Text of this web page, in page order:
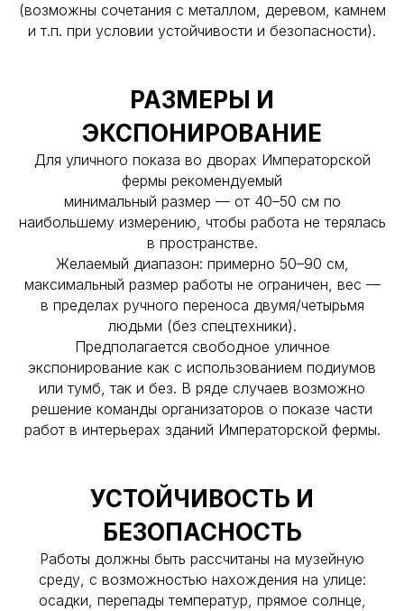
(возможны сочетания с металлом, деревом, камнем
и т.п. при условии устойчивости и безопасности).
РАЗМЕРЫ И
ЭКСПОНИРОВАНИЕ
Для уличного показа во дворах Императорской
фермы рекомендуемый
минимальный размер — от 40–50 см по
наибольшему измерению, чтобы работа не терялась
в пространстве.
Желаемый диапазон: примерно 50–90 см,
максимальный размер работы не ограничен, вес —
в пределах ручного переноса двумя/четырьмя
людьми (без спецтехники).
Предполагается свободное уличное
экспонирование как с использованием подиумов
или тумб, так и без. В ряде случаев возможно
решение команды организаторов о показе части
работ в интерьерах зданий Императорской фермы.
УСТОЙЧИВОСТЬ И
БЕЗОПАСНОСТЬ
Работы должны быть рассчитаны на музейную
среду, с возможностью нахождения на улице:
осадки, перепады температур, прямое солнце,